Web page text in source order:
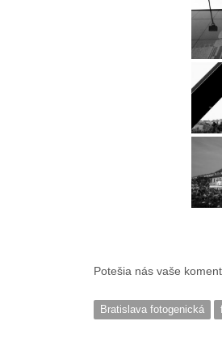
Potešia nás vaše
Bratislava fotogenická